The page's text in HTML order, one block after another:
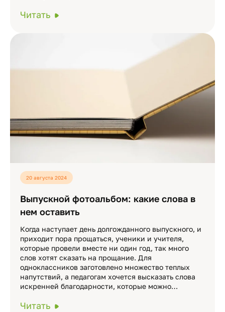
Читать
20 августа 2024
Выпускной фотоальбом: какие слова в
нем оставить
Когда наступает день долгожданного выпускного, и
приходит пора прощаться, ученики и учителя,
которые провели вместе ни один год, так много
слов хотят сказать на прощание. Для
одноклассников заготовлено множество теплых
напутствий, а педагогам хочется высказать слова
искренней благодарности, которые можно…
Читать